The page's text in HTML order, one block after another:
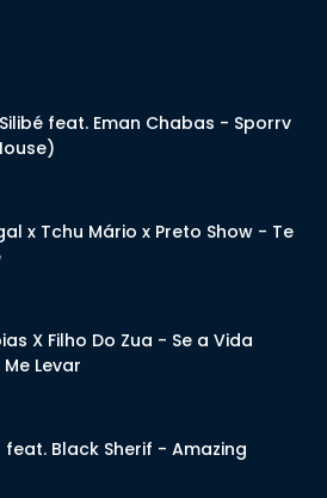
Silibé feat. Eman Chabas - Sporrv
x Tchu Mário x Preto Show - Te
X Filho Do Zua - Se a Vida
Levar
feat. Black Sherif - Amazing